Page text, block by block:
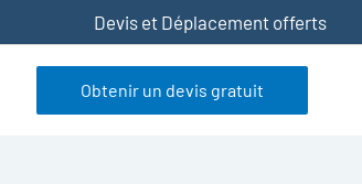
Devis et Déplacement offerts
Obtenir un devis gratuit